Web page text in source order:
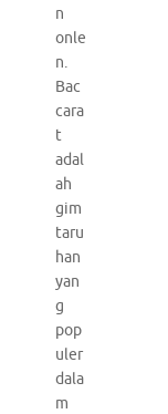
n
onle
n.
Bac
cara
t
adal
ah
gim
taru
han
yan
g
pop
uler
dala
m